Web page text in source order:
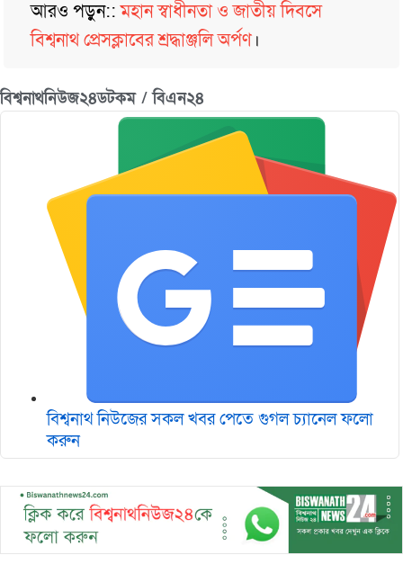
আরও পড়ুন::মহান স্বাধীনতা ও জাতীয় দিবসে
বিশ্বনাথ প্রেসক্লাবের শ্রদ্ধাঞ্জলি অর্পণ।
বিশ্বনাথনিউজ২৪ডটকম / বিএন২৪
বিশ্বনাথ নিউজের সকল খবর পেতে গুগল চ‌্যানেল ফলো
করুন